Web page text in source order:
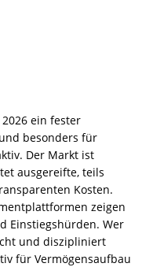
ein fester
besonders für
Der Markt ist
ausgereifte, teils
Kosten.
zeigen
Einstiegshürden. Wer
und diszipliniert
für Vermögensaufbau